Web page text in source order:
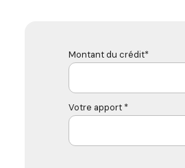
Montant du crédit*
Votre apport *